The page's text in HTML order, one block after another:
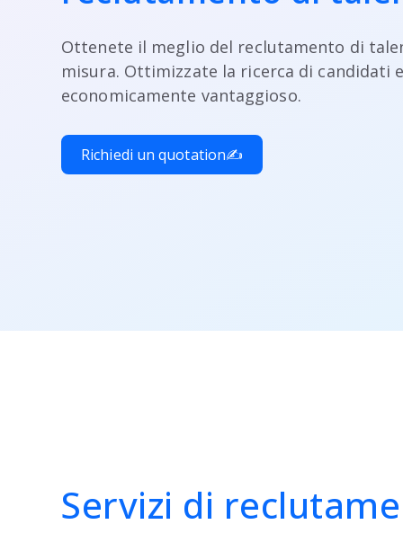
Ottenete il meglio del reclutamento di
misura. Ottimizzate la ricerca di candidati
economicamente vantaggioso.
Richiedi un quotation✍️
Servizi di